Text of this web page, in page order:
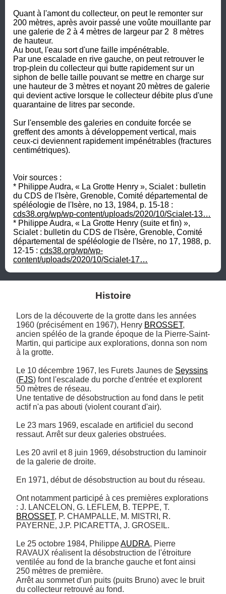
Quant à l'amont du collecteur, on peut le remonter sur
200 mètres, après avoir passé une voûte mouillante par
une galerie de 2 à 4 mètres de largeur par 2  8 mètres
de hauteur.
Au bout, l'eau sort d'une faille impénétrable.
Par une escalade en rive gauche, on peut retrouver le
trop-plein du collecteur qui butte rapidement sur un
siphon de belle taille pouvant se mettre en charge sur
une hauteur de 3 mètres et noyant 20 mètres de galerie
qui devient active lorsque le collecteur débite plus d'une
quarantaine de litres par seconde.
Sur l'ensemble des galeries en conduite forcée se
greffent des amonts à développement vertical, mais
ceux-ci deviennent rapidement impénétrables (fractures
centimétriques).
Voir sources :
* Philippe Audra, « La Grotte Henry », Scialet : bulletin
du CDS de l'Isère, Grenoble, Comité départemental de
cds38.org/wp/wp-content/uploads/2020/10/Scialet-13…
* Philippe Audra, « La Grotte Henry (suite et fin) »,
Scialet : bulletin du CDS de l'Isère, Grenoble, Comité
départemental de spéléologie de l'Isère, no 17,‎ 1988, p.
12-15 : cds38.org/wp/wp-
content/uploads/2020/10/Scialet-17…
Histoire
Lors de la découverte de la grotte dans les années
1960 (précisément en 1967), Henry BROSSET,
ancien spéléo de la grande époque de la Pierre-Saint-
Martin, qui participe aux explorations, donna son nom
à la grotte.
Le 10 décembre 1967, les Furets Jaunes de Seyssins
(FJS) font l'escalade du porche d'entrée et explorent
50 mètres de réseau.
Une tentative de désobstruction au fond dans le petit
actif n'a pas abouti (violent courant d'air).
Le 23 mars 1969, escalade en artificiel du second
ressaut. Arrêt sur deux galeries obstruées.
Les 20 avril et 8 juin 1969, désobstruction du laminoir
de la galerie de droite.
En 1971, début de désobstruction au bout du réseau.
Ont notamment participé à ces premières explorations
BROSSET, P. CHAMPALLE, M. MISTRI, R.
PAYERNE, J.P. PICARETTA, J. GROSEIL.
Le 25 octobre 1984, Philippe AUDRA, Pierre
RAVAUX réalisent la désobstruction de l'étroiture
ventilée au fond de la branche gauche et font ainsi
250 mètres de première.
Arrêt au sommet d'un puits (puits Bruno) avec le bruit
du collecteur retrouvé au fond.